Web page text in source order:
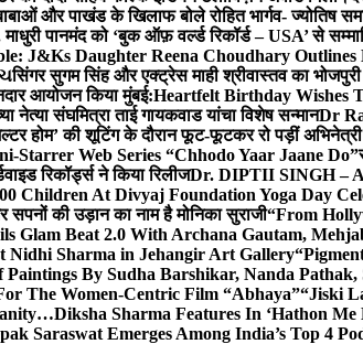
और पाखंड के खिलाफ बोले रोहित भार्गव- ज्योतिष
पानमंद को ‘बुक ऑफ़ वर्ल्ड रिकॉर्ड – USA’ से
J&Ks Daughter Reena Choudhary
सिंगर सुगम सिंह और एक्ट्रेस माही श्रीवास्तव का भोजपुरी
आयोजन किया मुंबई:Heartfelt Birthday Wishes
नेत्या संघमित्रा ताई गायकवाड यांचा विशेष सन्मानDr
होम’ की शूटिंग के दौरान फूट-फूटकर रो पड़ीं अभिनेत्री
Web Series “Chhodo Yaar Jaane Do”
रिकॉर्ड्स ने किया रिलीजDr. DIPTII SINGH – A
Children At Divyaj Foundation Yoga Day
सपनों की उड़ान का नाम है मोनिका सुराजी“From
Glam Beat 2.0 With Archana Gautam,
Nidhi Sharma in Jehangir Art Gallery
By Sudha Barshikar, Nanda
The Women-Centric Film “Abhaya”“Jiski
Diksha Sharma Features In ‘Hathon
Saraswat Emerges Among India’s Top 4